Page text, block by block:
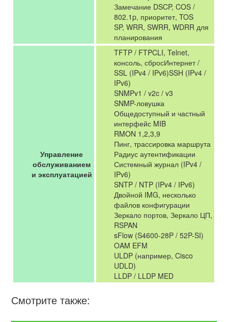
Замечание DSCP, COS /
802.1p, приоритет, TOS
SP, WRR, SWRR, WDRR для
планирования
Управление
обслуживанием
и эксплуатацией
TFTP / FTPCLI, Telnet,
консоль, сбросИнтернет /
SSL (IPv4 / IPv6)SSH (IPv4 /
IPv6)
SNMPv1 / v2c / v3
SNMP-ловушка
Общедоступный и частный
интерфейс MIB
RMON 1,2,3,9
Пинг, трассировка маршрута
Радиус аутентификации
Системный журнал (IPv4 /
IPv6)
SNTP / NTP (IPv4 / IPv6)
Двойной IMG, несколько
файлов конфигурации
Зеркало портов, Зеркало ЦП,
RSPAN
sFlow (S4600-28P / 52P-SI)
OAM EFM
ULDP (например, Cisco
UDLD)
LLDP / LLDP MED
Смотрите также: